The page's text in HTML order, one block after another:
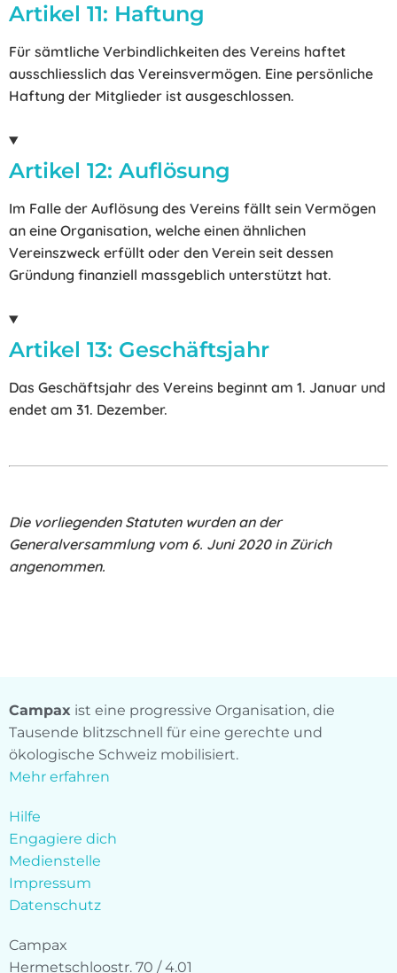
Artikel 11: Haftung
Für sämtliche Verbindlichkeiten des Vereins haftet
ausschliesslich das Vereinsvermögen. Eine persönliche
Haftung der Mitglieder ist ausgeschlossen.
Artikel 12: Auflösung
Im Falle der Auflösung des Vereins fällt sein Vermögen
an eine Organisation, welche einen ähnlichen
Vereinszweck erfüllt oder den Verein seit dessen
Gründung finanziell massgeblich unterstützt hat.
Artikel 13: Geschäftsjahr
Das Geschäftsjahr des Vereins beginnt am 1. Januar und
endet am 31. Dezember.
Die vorliegenden Statuten wurden an der
Generalversammlung vom 6. Juni 2020 in Zürich
angenommen.
Campax ist eine progressive Organisation, die
Tausende blitzschnell für eine gerechte und
ökologische Schweiz mobilisiert.
Mehr erfahren
Hilfe
Engagiere dich
Medienstelle
Impressum
Datenschutz
Campax
Hermetschloostr. 70 / 4.01